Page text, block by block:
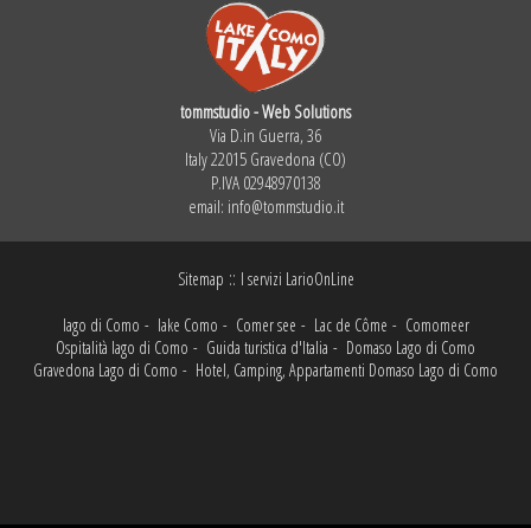
tommstudio - Web Solutions
Via D.in Guerra, 36
Italy 22015 Gravedona (CO)
P.IVA 02948970138
email: info@tommstudio.it
Sitemap :: I servizi LarioOnLine
lago di Como - lake Como - Comer see - Lac de Côme - Comomeer
Ospitalità lago di Como - Guida turistica d'Italia - Domaso Lago di Como
Gravedona Lago di Como - Hotel, Camping, Appartamenti Domaso Lago di Como